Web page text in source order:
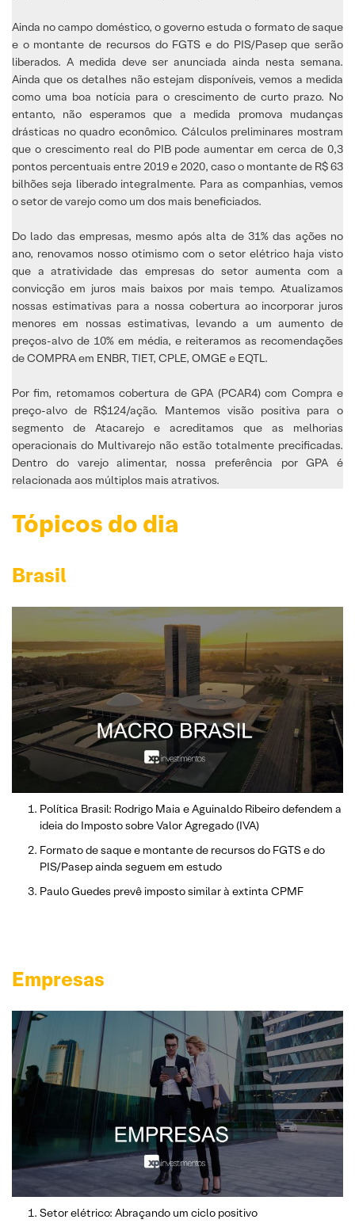
Ainda no campo doméstico, o governo estuda o formato de saque
e o montante de recursos do FGTS e do PIS/Pasep que serão
liberados. A medida deve ser anunciada ainda nesta semana.
Ainda que os detalhes não estejam disponíveis, vemos a medida
como uma boa notícia para o crescimento de curto prazo. No
entanto, não esperamos que a medida promova mudanças
drásticas no quadro econômico. Cálculos preliminares mostram
que o crescimento real do PIB pode aumentar em cerca de 0,3
pontos percentuais entre 2019 e 2020, caso o montante de R$ 63
bilhões seja liberado integralmente. Para as companhias, vemos
o setor de varejo como um dos mais beneficiados.
Do lado das empresas, mesmo após alta de 31% das ações no
ano, renovamos nosso otimismo com o setor elétrico haja visto
que a atratividade das empresas do setor aumenta com a
convicção em juros mais baixos por mais tempo. Atualizamos
nossas estimativas para a nossa cobertura ao incorporar juros
menores em nossas estimativas, levando a um aumento de
preços-alvo de 10% em média, e reiteramos as recomendações
de COMPRA em ENBR, TIET, CPLE, OMGE e EQTL.
Por fim, retomamos cobertura de GPA (PCAR4) com Compra e
preço-alvo de R$124/ação. Mantemos visão positiva para o
segmento de Atacarejo e acreditamos que as melhorias
operacionais do Multivarejo não estão totalmente precificadas.
Dentro do varejo alimentar, nossa preferência por GPA é
relacionada aos múltiplos mais atrativos.
Tópicos do dia
Brasil
Política Brasil: Rodrigo Maia e Aguinaldo Ribeiro defendem a
ideia do Imposto sobre Valor Agregado (IVA)
Formato de saque e montante de recursos do FGTS e do
PIS/Pasep ainda seguem em estudo
Paulo Guedes prevê imposto similar à extinta CPMF
Empresas
Setor elétrico: Abraçando um ciclo positivo